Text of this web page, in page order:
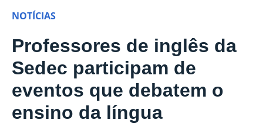
NOTÍCIAS
Professores de inglês da
Sedec participam de
eventos que debatem o
ensino da língua